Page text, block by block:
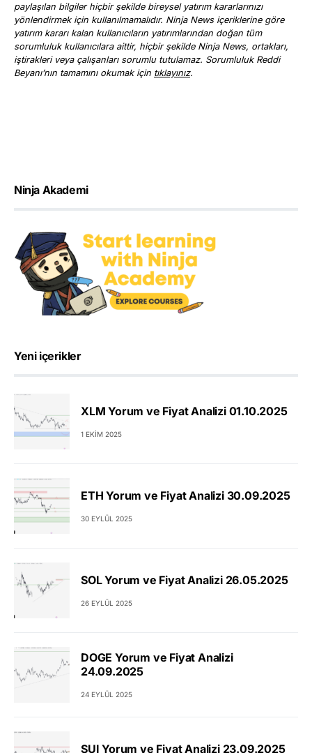
paylaşılan bilgiler hiçbir şekilde bireysel yatırım kararlarınızı
yönlendirmek için kullanılmamalıdır. Ninja News içeriklerine göre
yatırım kararı kalan kullanıcıların yatırımlarından doğan tüm
sorumluluk kullanıcılara aittir, hiçbir şekilde Ninja News, ortakları,
iştirakleri veya çalışanları sorumlu tutulamaz. Sorumluluk Reddi
Beyanı’nın tamamını okumak için tıklayınız.
Ninja Akademi
Yeni içerikler
XLM Yorum ve Fiyat Analizi 01.10.2025
1 EKIM 2025
ETH Yorum ve Fiyat Analizi 30.09.2025
30 EYLÜL 2025
SOL Yorum ve Fiyat Analizi 26.05.2025
26 EYLÜL 2025
DOGE Yorum ve Fiyat Analizi
24.09.2025
24 EYLÜL 2025
SUI Yorum ve Fiyat Analizi 23.09.2025